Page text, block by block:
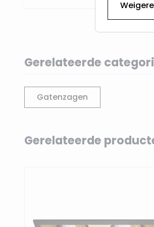
Gerelateerde
Gatenzagen
Navigating through the
Press to skip carousel
Gerelateerde